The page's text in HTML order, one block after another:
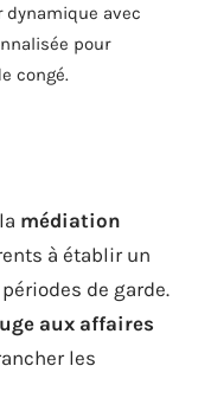
dynamique avec
pour
congé.
médiation
à établir un
de garde.
aux affaires
les